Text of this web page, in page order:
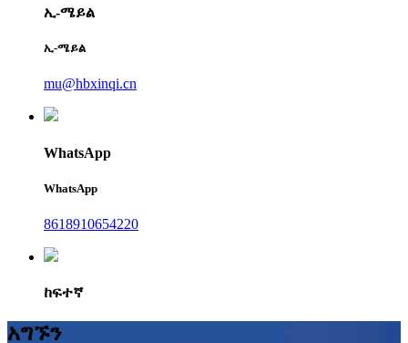
ኢ-ሜይል
ኢ-ሜይል
mu@hbxinqi.cn
WhatsApp
WhatsApp
8618910654220
ከፍተኛ
አግኙን